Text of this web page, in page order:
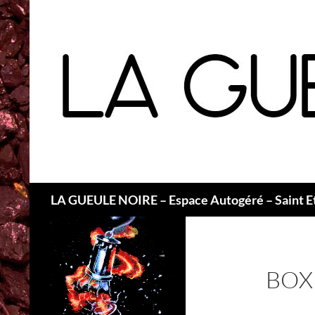
LA GUEULE NOIRE – Espace Autogéré – Saint